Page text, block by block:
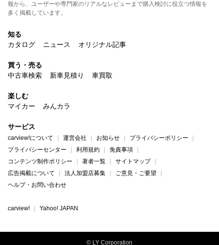
報から、ユーザーや専門家のリアルなレビューまで購入検討に役立つ情報を
多く掲載しています。
知る
カタログ
ニュース オリジナル記事
買う・売る
中古車検索
新車見積り 車買取
楽しむ
マイカー
みんカラ
サービス
carview!について 運営会社 お知らせ
プライバシーポリシー
プライバシーセンター
利用規約
免責事項
コンテンツ制作ポリシー
著者一覧
サイトマップ
広告掲載について
法人加盟店募集
ご意見・ご要望
ヘルプ・お問い合わせ
carview! Yahoo! JAPAN
© LY Corporation